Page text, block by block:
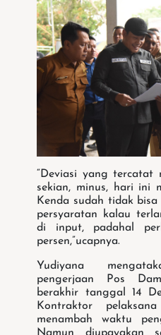
“Deviasi yang
sekian, minus, hari ini
Kenda sudah tidak
persyaratan kalau
di input, padahal
persen,”ucapnya.
Yudiyana
pengerjaan Pos
berakhir tanggal 14
Kontraktor
menambah waktu